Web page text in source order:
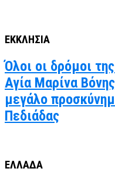
ΕΚΚΛΗΣΙΑ
Όλοι οι δρόμοι
Αγία Μαρίνα
μεγάλο
Πεδιάδας
ΕΛΛΑΔΑ